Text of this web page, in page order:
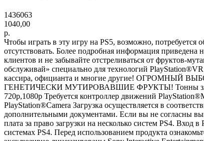
1436063
1040,00
р.
Чтобы играть в эту игру на PS5, возможно,
отсутствовать. Более подробная информация
клиентов и не забывайте отстреливаться от
обслуживай» специально для технологий
кассира, официанта и многие другие! ОГРОМНЫЙ
ГЕНЕТИЧЕСКИ МУТИРОВАВШИЕ ФРУКТЫ! Тонны злобных
720p,1080p Требуется контроллер движений
PlayStation®Camera Загрузка осуществляется в
дополнительными документами. Если вы не согласны
плата за право загрузки на несколько систем PS4.
системах PS4. Перед использованием продукта